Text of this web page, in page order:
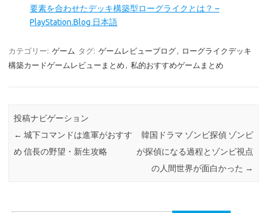
要素を合わせたデッキ構築型ローグライクとは？ –
PlayStation.Blog 日本語
カテゴリー: ゲーム タグ: ゲームレビューブログ
ローグライクデッキ
構築カードゲームレビューまとめ
私的おすすめゲームまとめ
投稿ナビゲーション
← 城下コマンドは進軍がおすす
め 信長の野望・新生攻略
韓国ドラマ ゾンビ探偵 ゾンビ
が探偵になる過程とゾンビ視点
の人間世界が面白かった →